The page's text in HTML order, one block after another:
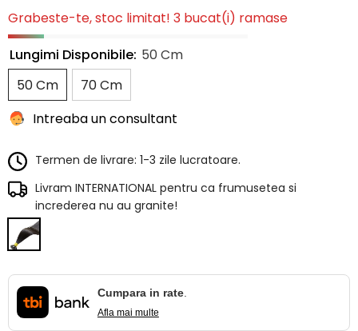
Grabeste-te, stoc limitat! 3 bucat(i) ramase
Lungimi Disponibile: 50 Cm
50 Cm
70 Cm
Intreaba un consultant
Termen de livrare: 1-3 zile lucratoare.
Livram INTERNATIONAL pentru ca frumusetea si
increderea nu au granite!
Cumpara in rate.
Afla mai multe